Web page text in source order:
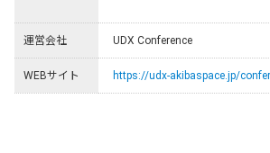
運営会社 UDX Conference
WEBサイト https://udx-akibaspace.jp/